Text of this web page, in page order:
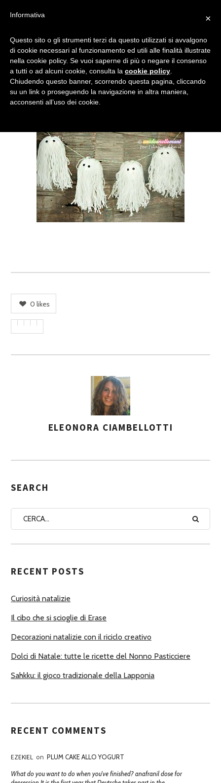
FANTASMI-LANA-
HALLOWEEN
0 likes
S
G
A
U
O
I
ELEONORA CIAMBELLOTTI
SEARCH
RECENT POSTS
Curiosità natalizie
Il cibo che si scioglie di Erase
Decorazioni natalizie con il riciclo creativo
Dolci di Natale: tutte le ricette del Nonno Pasticciere
Sahkku: il gioco tradizionale della Lapponia
RECENT COMMENTS
EZEKIEL on PLUM CAKE ALLO YOGURT
What do you want to do when you've finished? anafranil dose for
×
Informativa
Questo sito o gli strumenti terzi da questo utilizzati si avvalgono
di cookie necessari al funzionamento ed utili alle finalità illustrate
nella cookie policy. Se vuoi saperne di più o negare il consenso
a tutti o ad alcuni cookie, consulta la cookie policy
Chiudendo questo banner, scorrendo questa pagina, cliccando
su un link o proseguendo la navigazione in altra maniera,
acconsenti all’uso dei cookie.